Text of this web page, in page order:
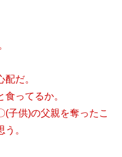
だ。
ってるか。
(子供)の父親を奪ったこ
。